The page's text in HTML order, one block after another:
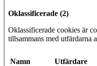
Oklassificerade (2)
Oklassificerade cookies är
tillsammans med utfärdarna
Namn Utfärdare